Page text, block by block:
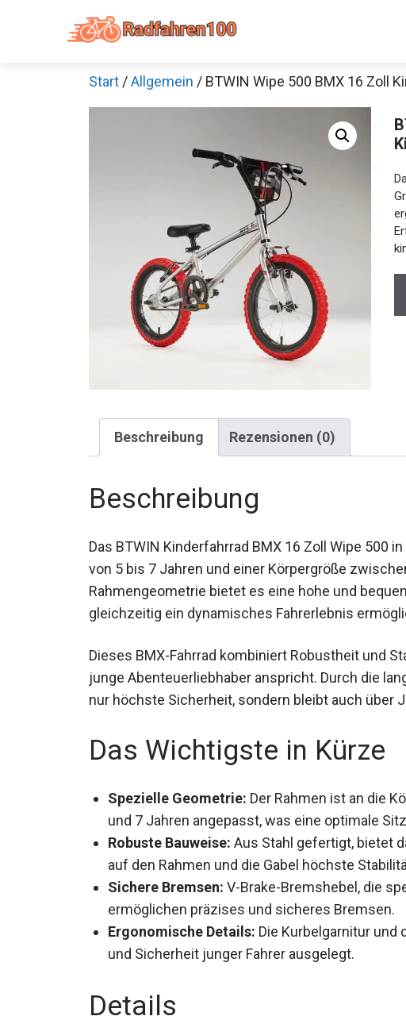
Start /Allgemein / BTWIN Wipe 500 BMX 16 Zoll
Beschreibung Rezensionen (0)
Beschreibung
Das BTWIN Kinderfahrrad BMX 16 Zoll Wipe 500
von 5 bis 7 Jahren und einer Körpergröße
Rahmengeometrie bietet es eine hohe und
und gleichzeitig ein dynamisches Fahrerlebnis
Dieses BMX-Fahrrad kombiniert Robustheit und
junge Abenteuerliebhaber anspricht. Durch die
nicht nur höchste Sicherheit, sondern bleibt auch
Das Wichtigste in Kürze
Spezielle Geometrie: Der Rahmen ist an die
und 7 Jahren angepasst, was eine optimale
Robuste Bauweise: Aus Stahl gefertigt, bietet
auf den Rahmen und die Gabel höchste
Sichere Bremsen: V-Brake-Bremshebel, die
ermöglichen präzises und sicheres Bremsen.
Ergonomische Details: Die Kurbelgarnitur und
und Sicherheit junger Fahrer ausgelegt.
Details